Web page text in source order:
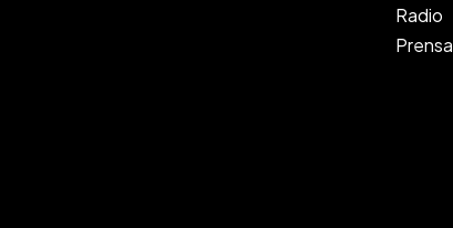
Radio
Prensa